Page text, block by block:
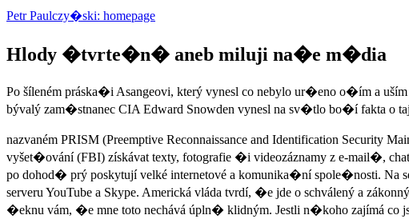
Petr Paulczy�ski: homepage
Hlody �tvrte�n� aneb miluji na�e m�dia
Po šíleném práska�i Asangeovi, který vynesl co nebylo ur�eno o�ím a
bývalý zam�stnanec CIA Edward Snowden vynesl na sv�tlo bo�í fakta o
nazvaném PRISM (Preemptive Reconnaissance and Identification
vyšet�ování (FBI) získávat texty, fotografie �i videozáznamy z e-mail�,
po dohod� prý poskytují velké internetové a komunika�ní spole�nosti. Na
serveru YouTube a Skype. Americká vláda tvrdí, �e jde o schválený a
�eknu vám, �e mne toto nechává úpln� klidným. Jestli n�koho zajímá